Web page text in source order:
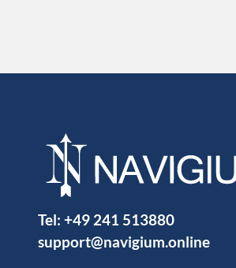
Tel: +49 241 513880
support@navigium.online